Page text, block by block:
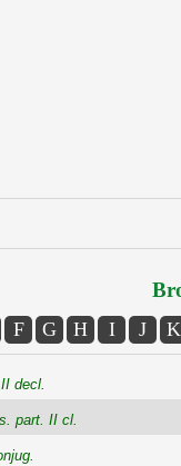
F G H I J K
decl.
part. II cl.